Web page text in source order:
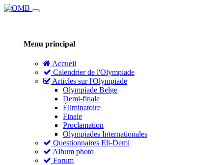
Menu principal
Accueil
Calendrier de l'Olympiade
Articles sur l'Olympiade
Olympiade Belge
Demi-finale
Éliminatoire
Finale
Proclamation
Olympiades Internationales
Questionnaires Eli-Demi
Album photo
Forum